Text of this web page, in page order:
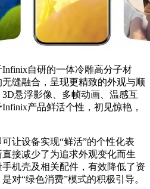
自研的一体冷雕高分子材
缝融合，呈现更精致的外观与顺
悬浮影像、多帧动画、温感互
产品鲜活个性，初见惊艳，
让设备实现“鲜活”的个性化表
接减少了为追求外观变化而生
机壳及相关配件，有效降低了资
对“绿色消费”模式的积极引导。